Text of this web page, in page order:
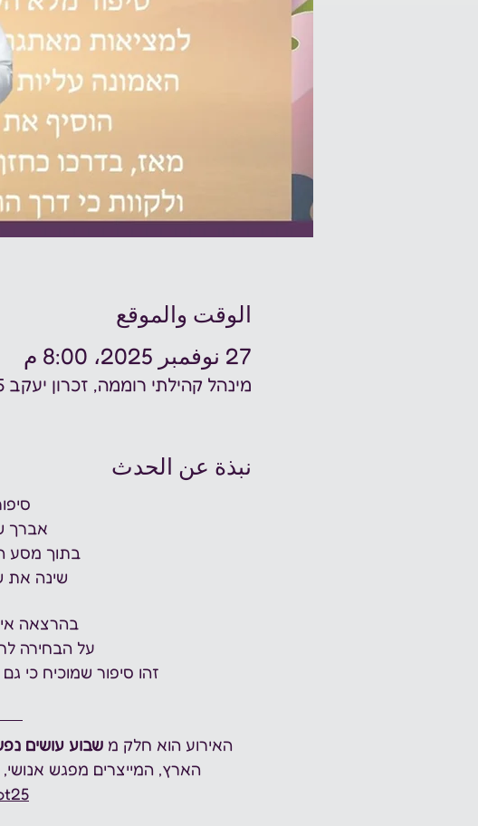
الوقت والموقع
27 نوفمبر 2025، 8:00 م
מינהל קהילתי רוממה, זכרון יעקב 5, ירושלים, 9446306, ישראל
نبذة عن الحدث
אברך
בתוך מסע
שינה את
בהרצאה
על הבחירה
זהו סיפור שמוכיח
האירוע הוא חלק מ שבוע עושים
הארץ, המייצרים מפגש